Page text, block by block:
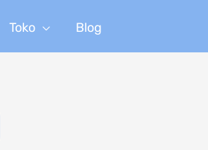
Toko Blog